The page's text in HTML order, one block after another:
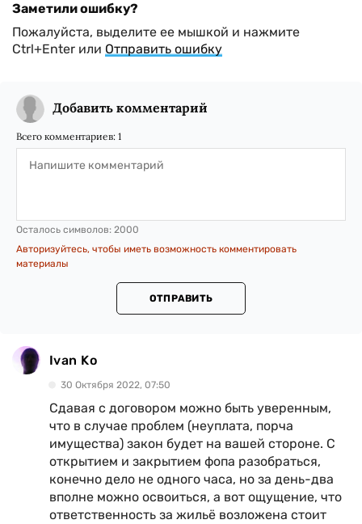
Заметили ошибку?
Пожалуйста, выделите ее мышкой и нажмите
Ctrl+Enter или Отправить ошибку
Добавить комментарий
Всего комментариев: 1
Осталось символов: 2000
Авторизуйтесь, чтобы иметь возможность комментировать
материалы
ОТПРАВИТЬ
Ivan Ko
30 Октября 2022, 07:50
Сдавая с договором можно быть уверенным,
что в случае проблем (неуплата, порча
имущества) закон будет на вашей стороне. С
открытием и закрытием фопа разобраться,
конечно дело не одного часа, но за день-два
вполне можно освоиться, а вот ощущение, что
ответственность за жильё возложена стоит